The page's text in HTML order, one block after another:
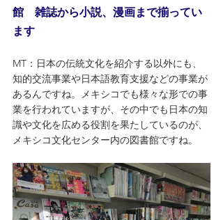
館　雑誌から小説、漫画まで揃ってい
ます
MT：日本の伝統文化を紹介する以外にも、
知的交流事業や日本語教育支援などの事業が
あるんですね。メキシコでも様々な形での事
業を行われていますが、その中でも日本の知
識や文化を広める役割を果たしているのが、
メキシコ文化センター内の図書館ですね。